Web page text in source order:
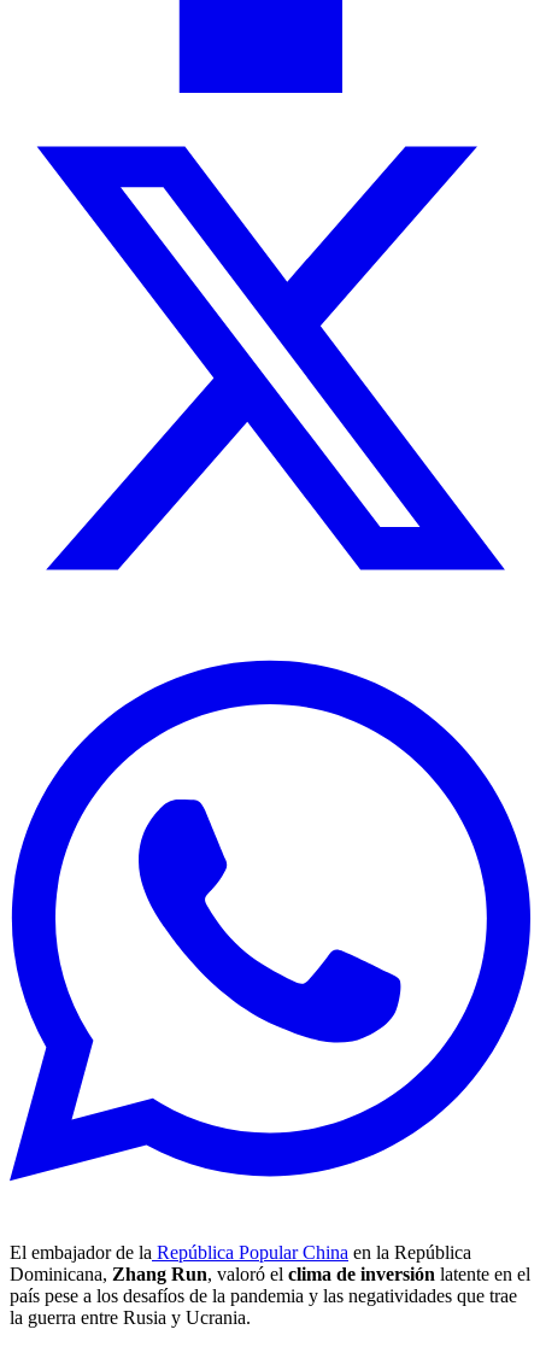
El embajador de la República Popular China en la República
Dominicana, Zhang Run, valoró el clima de inversión latente en el
país pese a los desafíos de la pandemia y las negatividades que trae
la guerra entre Rusia y Ucrania.